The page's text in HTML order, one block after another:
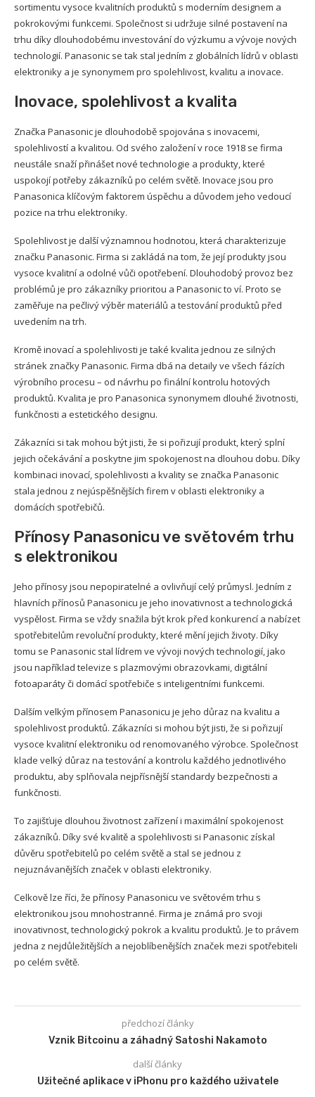
sortimentu vysoce kvalitních produktů s moderním designem a
pokrokovými funkcemi. Společnost si udržuje silné postavení na
trhu díky dlouhodobému investování do výzkumu a vývoje nových
technologií. Panasonic se tak stal jedním z globálních lídrů v oblasti
elektroniky a je synonymem pro spolehlivost, kvalitu a inovace.
Inovace, spolehlivost a kvalita
Značka Panasonic je dlouhodobě spojována s inovacemi,
spolehlivostí a kvalitou. Od svého založení v roce 1918 se firma
neustále snaží přinášet nové technologie a produkty, které
uspokojí potřeby zákazníků po celém světě. Inovace jsou pro
Panasonica klíčovým faktorem úspěchu a důvodem jeho vedoucí
pozice na trhu elektroniky.
Spolehlivost je další významnou hodnotou, která charakterizuje
značku Panasonic. Firma si zakládá na tom, že její produkty jsou
vysoce kvalitní a odolné vůči opotřebení. Dlouhodobý provoz bez
problémů je pro zákazníky prioritou a Panasonic to ví. Proto se
zaměřuje na pečlivý výběr materiálů a testování produktů před
uvedením na trh.
Kromě inovací a spolehlivosti je také kvalita jednou ze silných
stránek značky Panasonic. Firma dbá na detaily ve všech fázích
výrobního procesu – od návrhu po finální kontrolu hotových
produktů. Kvalita je pro Panasonica synonymem dlouhé životnosti,
funkčnosti a estetického designu.
Zákazníci si tak mohou být jisti, že si pořizují produkt, který splní
jejich očekávání a poskytne jim spokojenost na dlouhou dobu. Díky
kombinaci inovací, spolehlivosti a kvality se značka Panasonic
stala jednou z nejúspěšnějších firem v oblasti elektroniky a
domácích spotřebičů.
Přínosy Panasonicu ve světovém trhu
s elektronikou
Jeho přínosy jsou nepopiratelné a ovlivňují celý průmysl. Jedním z
hlavních přínosů Panasonicu je jeho inovativnost a technologická
vyspělost. Firma se vždy snažila být krok před konkurencí a nabízet
spotřebitelům revoluční produkty, které mění jejich životy. Díky
tomu se Panasonic stal lídrem ve vývoji nových technologií, jako
jsou například televize s plazmovými obrazovkami, digitální
fotoaparáty či domácí spotřebiče s inteligentními funkcemi.
Dalším velkým přínosem Panasonicu je jeho důraz na kvalitu a
spolehlivost produktů. Zákazníci si mohou být jisti, že si pořizují
vysoce kvalitní elektroniku od renomovaného výrobce. Společnost
klade velký důraz na testování a kontrolu každého jednotlivého
produktu, aby splňovala nejpřísnější standardy bezpečnosti a
funkčnosti.
To zajišťuje dlouhou životnost zařízení i maximální spokojenost
zákazníků. Díky své kvalitě a spolehlivosti si Panasonic získal
důvěru spotřebitelů po celém světě a stal se jednou z
nejuznávanějších značek v oblasti elektroniky.
Celkově lze říci, že přínosy Panasonicu ve světovém trhu s
elektronikou jsou mnohostranné. Firma je známá pro svoji
inovativnost, technologický pokrok a kvalitu produktů. Je to právem
jedna z nejdůležitějších a nejoblíbenějších značek mezi spotřebiteli
po celém světě.
předchozí články
Vznik Bitcoinu a záhadný Satoshi Nakamoto
další články
Užitečné aplikace v iPhonu pro každého uživatele